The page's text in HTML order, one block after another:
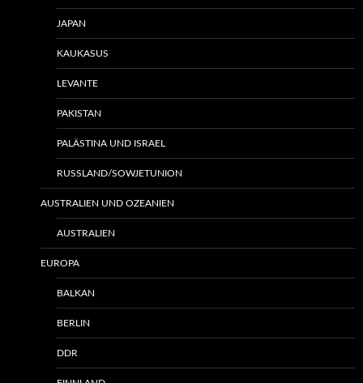
JAPAN
KAUKASUS
LEVANTE
PAKISTAN
PALÄSTINA UND ISRAEL
RUSSLAND/SOWJETUNION
AUSTRALIEN UND OZEANIEN
AUSTRALIEN
EUROPA
BALKAN
BERLIN
DDR